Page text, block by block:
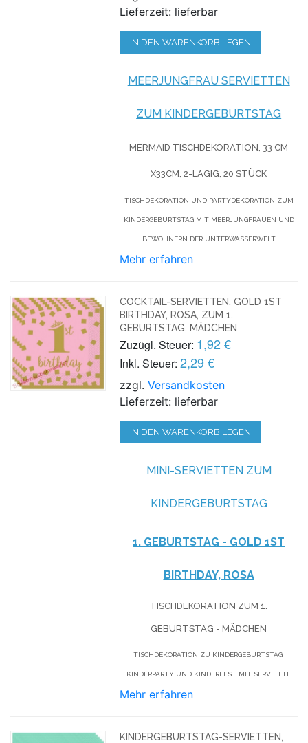
Lieferzeit: lieferbar
IN DEN WARENKORB LEGEN
MEERJUNGFRAU SERVIETTEN
ZUM KINDERGEBURTSTAG
MERMAID TISCHDEKORATION, 33 CM
X33CM, 2-LAGIG , 20 STÜCK
TISCHDEKORATION UND PARTYDEKORATION ZUM
KINDERGEBURTSTAG MIT MEERJUNGFRAUEN UND
BEWOHNERN DER UNTERWASSERWELT
Mehr erfahren
COCKTAIL-SERVIETTEN, GOLD 1ST
BIRTHDAY, ROSA, ZUM 1.
GEBURTSTAG, MÄDCHEN
Zuzügl. Steuer: 1,92 €
Inkl. Steuer: 2,29 €
zzgl.Versandkosten
Lieferzeit: lieferbar
IN DEN WARENKORB LEGEN
MINI-SERVIETTEN ZUM
KINDERGEBURTSTAG
1. GEBURTSTAG - GOLD1ST
BIRTHDAY, ROSA
TISCHDEKORATION ZUM 1.
GEBURTSTAG - MÄDCHEN
TISCHDEKORATION ZU KINDERGEBURTSTAG,
KINDERPARTY UND KINDERFEST MIT SERVIETTE
Mehr erfahren
KINDERGEBURTSTAG-SERVIETTEN,